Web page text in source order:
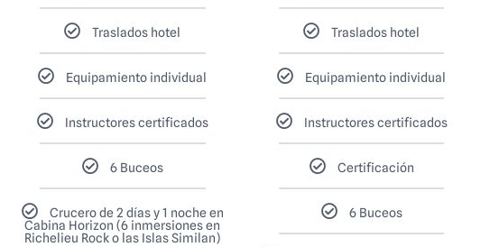
Traslados hotel
Equipamiento individual
Instructores certificados
6 Buceos
Crucero de 2 días y 1 noche en
Cabina Horizon (6 inmersiones en
Richelieu Rock o las Islas Similan)
Traslados hotel
Equipamiento individual
Instructores certificados
Certificación
6 Buceos